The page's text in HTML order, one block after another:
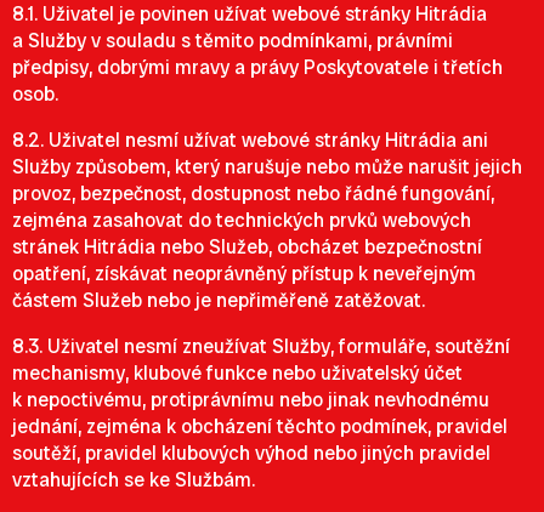
8.1. Uživatel je povinen užívat webové stránky Hitrádia
a Služby v souladu s těmito podmínkami, právními
předpisy, dobrými mravy a právy Poskytovatele i třetích
osob.
8.2. Uživatel nesmí užívat webové stránky Hitrádia ani
Služby způsobem, který narušuje nebo může narušit jejich
provoz, bezpečnost, dostupnost nebo řádné fungování,
zejména zasahovat do technických prvků webových
stránek Hitrádia nebo Služeb, obcházet bezpečnostní
opatření, získávat neoprávněný přístup k neveřejným
částem Služeb nebo je nepřiměřeně zatěžovat.
8.3. Uživatel nesmí zneužívat Služby, formuláře, soutěžní
mechanismy, klubové funkce nebo uživatelský účet
k nepoctivému, protiprávnímu nebo jinak nevhodnému
jednání, zejména k obcházení těchto podmínek, pravidel
soutěží, pravidel klubových výhod nebo jiných pravidel
vztahujících se ke Službám.